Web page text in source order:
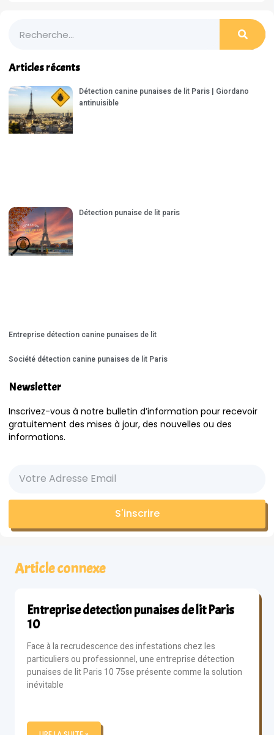
Articles récents
Détection canine punaises de lit Paris | Giordano
antinuisible
Détection punaise de lit paris
Entreprise détection canine punaises de lit
Société détection canine punaises de lit Paris
Newsletter
Inscrivez-vous à notre bulletin d’information pour recevoir
gratuitement des mises à jour, des nouvelles ou des
informations.
S'inscrire
Article connexe
Entreprise detection punaises de lit Paris
10
Face à la recrudescence des infestations chez les
particuliers ou professionnel, une entreprise détection
punaises de lit Paris 10 75se présente comme la solution
inévitable